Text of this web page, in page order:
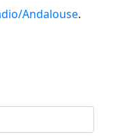
Andalouse.